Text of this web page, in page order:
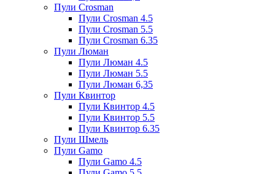
Пули Crosman
Пули Crosman 4.5
Пули Crosman 5.5
Пули Crosman 6.35
Пули Люман
Пули Люман 4.5
Пули Люман 5.5
Пули Люман 6,35
Пули Квинтор
Пули Квинтор 4.5
Пули Квинтор 5.5
Пули Квинтор 6.35
Пули Шмель
Пули Gamo
Пули Gamo 4.5